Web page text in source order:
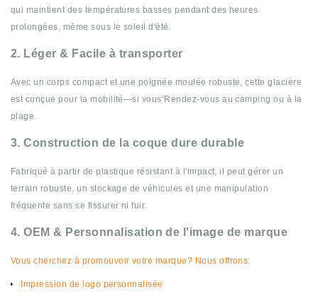
qui maintient des températures basses pendant des heures
prolongées, même sous le soleil d'été.
2. Léger & Facile à transporter
Avec un corps compact et une poignée moulée robuste, cette glacière
est conçue pour la mobilité—si vous’Rendez-vous au camping ou à la
plage.
3. Construction de la coque dure durable
Fabriqué à partir de plastique résistant à l'impact, il peut gérer un
terrain robuste, un stockage de véhicules et une manipulation
fréquente sans se fissurer ni fuir.
4. OEM & Personnalisation de l'image de marque
Vous cherchez à promouvoir votre marque? Nous offrons:
Impression de logo personnalisée